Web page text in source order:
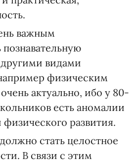
важным
познавательную
другими видами
физическим
актуально, ибо у 80-
есть аномалии
развития.
стать целостное
В связи с этим